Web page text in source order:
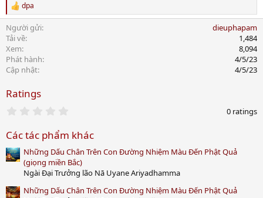
R
e
a
c
t
i
o
n
:
dpa
Người gửi
dieuphapam
Tải về
1,484
Xem
8,094
Phát hành
4/5/23
Cập nhật
4/5/23
Ratings
0
t
a
r
(
s
0 ratings
Các tác phẩm khác
Những Dấu Chân Trên Con Đường Nhiệm Màu Đến Phật Quả
(giọng miền Bắc)
Ngài Đại Trưởng lão Nā Uyane Ariyadhamma
Những Dấu Chân Trên Con Đường Nhiệm Màu Đến Phật Quả